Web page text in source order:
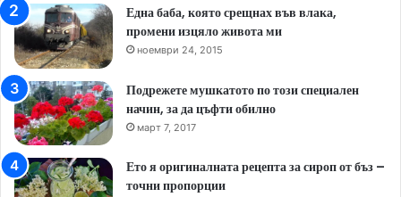
Една баба, която срещнах във влака,
промени изцяло живота ми
ноември 24, 2015
Подрежете мушкатото по този специален
начин, за да цъфти обилно
март 7, 2017
Ето я оригиналната рецепта за сироп от бъз –
точни пропорции